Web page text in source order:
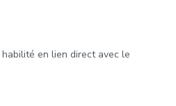
en lien direct avec le